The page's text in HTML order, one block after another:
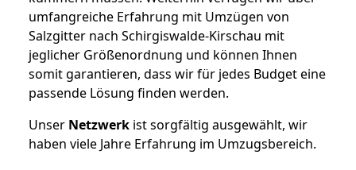
umfangreiche Erfahrung mit Umzügen von
Salzgitter nach Schirgiswalde-Kirschau mit
jeglicher Größenordnung und können Ihnen
somit garantieren, dass wir für jedes Budget eine
passende Lösung finden werden.
Unser Netzwerk ist sorgfältig ausgewählt, wir
haben viele Jahre Erfahrung im Umzugsbereich.